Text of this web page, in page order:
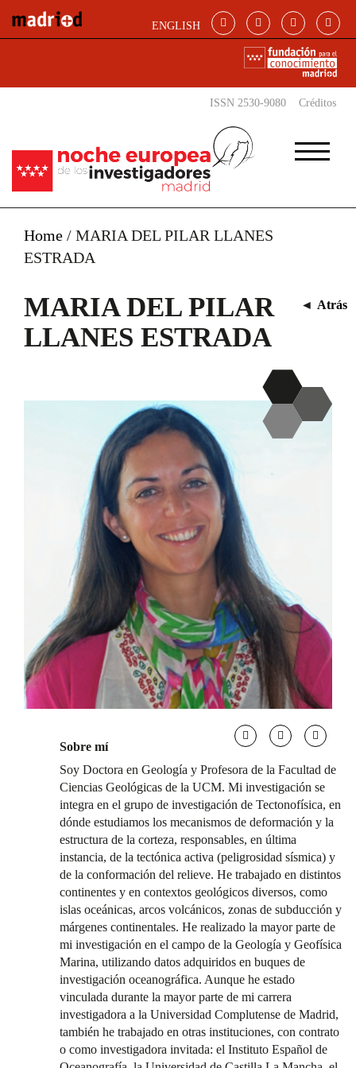
ENGLISH
ISSN 2530-9080 Créditos
Home / MARIA DEL PILAR LLANES
ESTRADA
MARIA DEL PILAR
LLANES ESTRADA
◄ Atrás
Sobre mí
Soy Doctora en Geología y Profesora de la Facultad de
Ciencias Geológicas de la UCM. Mi investigación se
integra en el grupo de investigación de Tectonofísica, en
dónde estudiamos los mecanismos de deformación y la
estructura de la corteza, responsables, en última
instancia, de la tectónica activa (peligrosidad sísmica) y
de la conformación del relieve. He trabajado en distintos
continentes y en contextos geológicos diversos, como
islas oceánicas, arcos volcánicos, zonas de subducción y
márgenes continentales. He realizado la mayor parte de
mi investigación en el campo de la Geología y Geofísica
Marina, utilizando datos adquiridos en buques de
investigación oceanográfica. Aunque he estado
vinculada durante la mayor parte de mi carrera
investigadora a la Universidad Complutense de Madrid,
también he trabajado en otras instituciones, con contrato
o como investigadora invitada: el Instituto Español de